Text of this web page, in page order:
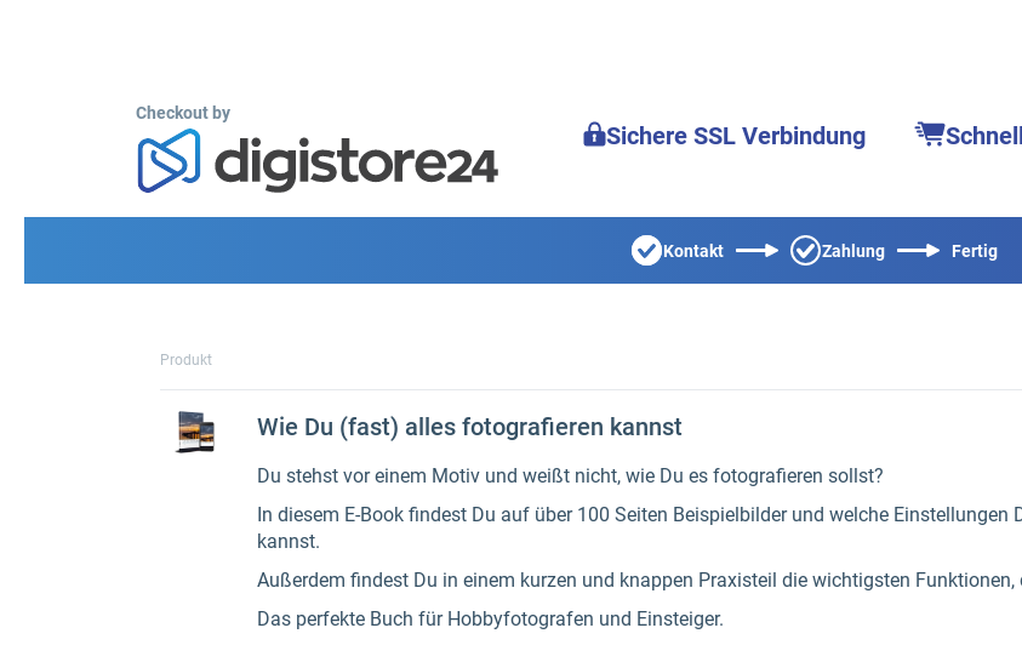
Checkout by
Sichere SSL Verbindung
Kontakt Zahlung Fertig
Produkt
Wie Du (fast) alles fotografieren kannst
Du stehst vor einem Motiv und weißt nicht, wie Du es fotografieren sollst?
In diesem E-Book findest Du auf über 100 Seiten Beispielbilder und welche Einstellungen
kannst.
Außerdem findest Du in einem kurzen und knappen Praxisteil die wichtigsten
Das perfekte Buch für Hobbyfotografen und Einsteiger.